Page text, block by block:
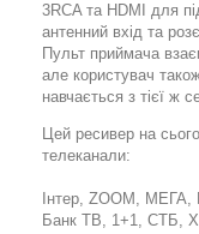
3RCA та HDMI для
антенний вхід та
Пульт приймача
але користувач
навчається з тієї ж
Цей ресивер на
телеканали:
Інтер, ZOOM, МЕГА,
Банк ТВ, 1+1, СТБ,